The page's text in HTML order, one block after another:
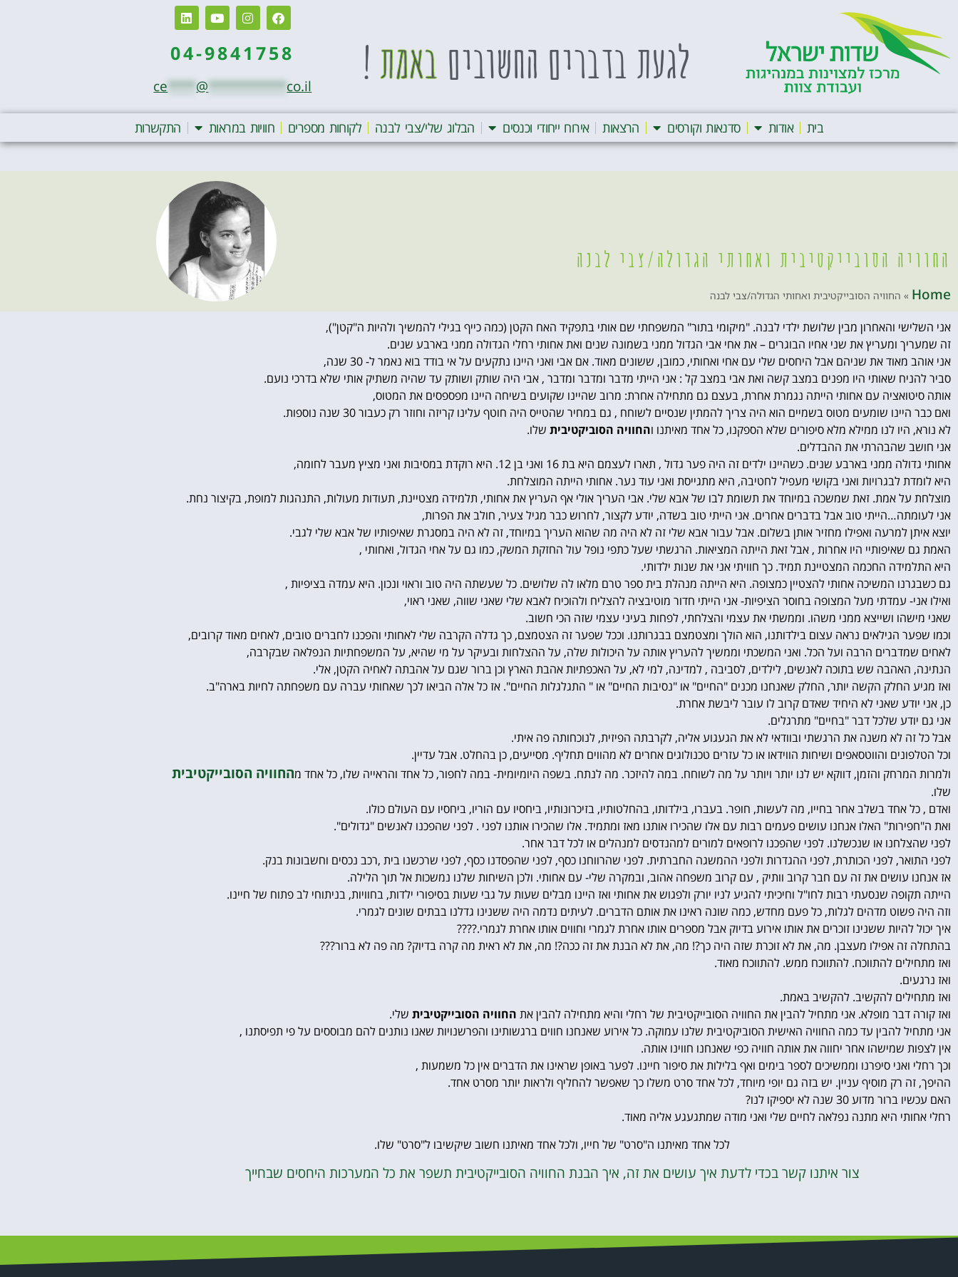
לגעת בדברים החשובים באמת !
04-9841758
ce **** @ *********** co.il
בית אודות סדנאות וקורסים הרצאות אירוח ייחודי וכנסים הבלוג שלי/צבי לבנה לקוחות מספרים חוויות במראות התקשרות
החוויה הסובייקטיבית ואחותי הגדולה/צבי לבנה
Home
» החוויה הסובייקטיבית ואחותי הגדולה/צבי לבנה
אני השלישי והאחרון מבין שלושת ילדי לבנה. "מיקומי בתור" המשפחתי שם אותי בתפקיד האח הקטן (כמה כייף בגילי להמשיך ולהיות ה"קטן"),
זה שמעריך ומעריץ את שני אחיו הבוגרים – את אחי אבי הגדול ממני בשמונה שנים ואת אחותי רחלי הגדולה ממני בארבע שנים.
אני אוהב מאוד את שניהם אבל היחסים שלי עם אחי ואחותי, כמובן, ששונים מאוד. אם אבי ואני היינו נתקעים על אי בודד בוא נאמר ל- 30 שנה,
סביר להניח שאותי היו מפנים במצב קשה ואת אבי במצב קל : אני הייתי מדבר ומדבר ומדבר , אבי היה שותק ושותק עד שהיה משתיק אותי שלא בדרכי נועם.
אותה סיטואציה עם אחותי הייתה נגמרת אחרת, בעצם גם מתחילה אחרת: מרוב שהיינו שקועים בשיחה היינו מפספסים את המטוס,
ואם כבר היינו שומעים מטוס בשמיים הוא היה צריך להמתין שנסיים לשוחח , גם במחיר שהטייס היה חוטף עלינו קריזה וחוזר רק כעבור 30 שנה נוספות.
לא נורא, היו לנו ממילא מלא סיפורים שלא הספקנו, כל אחד מאיתנו והחוויה הסוביקטיבית שלו.
אני חושב שהבהרתי את ההבדלים.
אחותי גדולה ממני בארבע שנים. כשהיינו ילדים זה היה פער גדול , תארו לעצמם היא בת 16 ואני בן 12. היא רוקדת במסיבות ואני מציץ מעבר לחומה,
היא לומדת לבגרויות ואני בקושי מעפיל לחטיבה, היא מתגייסת ואני עוד נער. אחותי הייתה המוצלחת.
מוצלחת על אמת. זאת שמשכה במיוחד את תשומת לבו של אבא שלי. אבי העריך אולי אף העריץ את אחותי, תלמידה מצטיינת, תעודות מעולות, התנהגות למופת, בקיצור נחת.
אני לעומתה…הייתי טוב אבל בדברים אחרים. אני הייתי טוב בשדה, יודע לקצור, לחרוש כבר מגיל צעיר, חולב את הפרות,
יוצא איתן למרעה ואפילו מחזיר אותן בשלום. אבל עבור אבא שלי זה לא היה מה שהוא העריך במיוחד, זה לא היה במסגרת שאיפותיו של אבא שלי לגבי.
האמת גם שאיפותיי היו אחרות , אבל זאת הייתה המציאות. הרגשתי שעל כתפי נופל עול החזקת המשק, כמו גם על אחי הגדול, ואחותי ,
היא התלמידה החכמה המצטיינת תמיד. כך חוויתי אני את שנות ילדותי.
גם כשבגרנו המשיכה אחותי להצטיין כמצופה. היא הייתה מנהלת בית ספר טרם מלאו לה שלושים. כל שעשתה היה טוב וראוי ונכון. היא עמדה בציפיות ,
ואילו אני- עמדתי מעל המצופה בחוסר הציפיות- אני הייתי חדור מוטיבציה להצליח ולהוכיח לאבא שלי שאני שווה, שאני ראוי,
שאני מישהו ושייצא ממני משהו. וממשתי את עצמי והצלחתי, לפחות בעיני עצמי שזה הכי חשוב.
וכמו שפער הגילאים נראה עצום בילדותנו, הוא הולך ומצטמצם בבגרותנו. וככל שפער זה הצטמצם, כך גדלה הקרבה שלי לאחותי והפכנו לחברים טובים, לאחים מאוד קרובים,
לאחים שמדברים הרבה ועל הכל. ואני המשכתי וממשיך להעריץ אותה על היכולות שלה, על ההצלחות ובעיקר על מי שהיא, על המשפחתיות הנפלאה שבקרבה,
הנתינה, האהבה שש בתוכה לאנשים, לילדים, לסביבה , למדינה, למי לא, על האכפתיות אהבת הארץ וכן ברור שגם על אהבתה לאחיה הקטן, אלי.
ואז מגיע החלק הקשה יותר, החלק שאנחנו מכנים "החיים" או "נסיבות החיים" או " התגלגלות החיים". אז כל אלה הביאו לכך שאחותי עברה עם משפחתה לחיות בארה"ב.
כן, אני יודע שאני לא היחיד שאדם קרוב לו עובר ליבשת אחרת.
אני גם יודע שלכל דבר "בחיים" מתרגלים.
אבל כל זה לא משנה את הרגשתי ובוודאי לא את הגעגוע אליה, לקרבתה הפיזית, לנוכחותה פה איתי.
וכל הטלפונים והווטסאפים ושיחות הווידאו או כל עזרים טכנולוגים אחרים לא מהווים תחליף. מסייעים, כן בהחלט. אבל עדיין.
ולמרות המרחק והזמן, דווקא יש לנו יותר ויותר על מה לשוחח. במה להיזכר. מה לנתח. בשפה היומיומית- במה לחפור, כל אחד והראייה שלו, כל אחד מהחוויה הסובייקטיבית
שלו.
ואדם , כל אחד בשלב אחר בחייו, מה לעשות, חופר. בעברו, בילדותו, בהחלטותיו, בזיכרונותיו, ביחסיו עם הוריו, ביחסיו עם העולם כולו.
ואת ה"חפירות" האלו אנחנו עושים פעמים רבות עם אלו שהכירו אותנו מאז ומתמיד. אלו שהכירו אותנו לפני . לפני שהפכנו לאנשים "גדולים".
לפני שהצלחנו או שנכשלנו. לפני שהפכנו לרופאים למורים למהנדסים למנהלים או לכל דבר אחר.
לפני התואר, לפני הכותרת, לפני ההגדרות ולפני ההמשגה החברתית. לפני שהרווחנו כסף, לפני שהפסדנו כסף, לפני שרכשנו בית ,רכב נכסים וחשבונות בנק.
אז אנחנו עושים את זה עם חבר קרוב וותיק , עם קרוב משפחה אהוב, ובמקרה שלי- עם אחותי. ולכן השיחות שלנו נמשכות אל תוך הלילה.
הייתה תקופה שנסעתי רבות לחו"ל וחיכיתי להגיע לניו יורק ולפגוש את אחותי ואז היינו מבלים שעות על גבי שעות בסיפורי ילדות, בחוויות, בניתוחי לב פתוח של חיינו.
וזה היה פשוט מדהים לגלות, כל פעם מחדש, כמה שונה ראינו את אותם הדברים. לעיתים נדמה היה ששנינו גדלנו בבתים שונים לגמרי.
איך יכול להיות ששנינו זוכרים את אותו אירוע בדיוק אבל מספרים אותו אחרת לגמרי וחווים אותו אחרת לגמרי.????
בהתחלה זה אפילו מעצבן. מה, את לא זוכרת שזה היה כך?! מה, את לא הבנת את זה ככה?! מה, את לא ראית מה קרה בדיוק? מה פה לא ברור???
ואז מתחילים להתווכח. להתווכח ממש. להתווכח מאוד.
ואז נרגעים.
ואז מתחילים להקשיב. להקשיב באמת.
ואז קורה דבר מופלא. אני מתחיל להבין את החוויה הסובייקטיבית של רחלי והיא מתחילה להבין את החוויה הסובייקטיבית שלי.
אני מתחיל להבין עד כמה החוויה האישית הסוביקטיבית שלנו עמוקה. כל אירוע שאנחנו חווים ברגשותינו והפרשנויות שאנו נותנים להם מבוססים על פי תפיסתנו ,
אין לצפות שמישהו אחר יחווה את אותה חוויה כפי שאנחנו חווינו אותה.
וכך רחלי ואני סיפרנו וממשיכים לספר בימים ואף בלילות את סיפור חיינו. לפער באופן שראינו את הדברים אין כל משמעות ,
ההיפך, זה רק מוסיף עניין. יש בזה גם יופי מיוחד, לכל אחד סרט משלו כך שאפשר להחליף ולראות יותר מסרט אחד.
האם עכשיו ברור מדוע 30 שנה לא יספיקו לנו?
רחלי אחותי היא מתנה נפלאה לחיים שלי ואני מודה שמתגעגע אליה מאוד.
לכל אחד מאיתנו ה"סרט" של חייו, ולכל אחד מאיתנו חשוב שיקשיבו ל"סרט" שלו.
צור איתנו קשר בכדי לדעת איך עושים את זה, איך הבנת החוויה הסובייקטיבית תשפר את כל המערכות היחסים שבחייך